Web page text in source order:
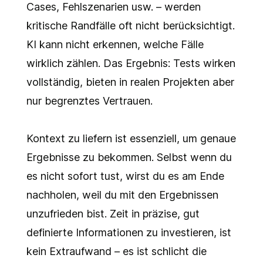
Cases, Fehlszenarien usw. – werden
kritische Randfälle oft nicht berücksichtigt.
KI kann nicht erkennen, welche Fälle
wirklich zählen. Das Ergebnis: Tests wirken
vollständig, bieten in realen Projekten aber
nur begrenztes Vertrauen.
Kontext zu liefern ist essenziell, um genaue
Ergebnisse zu bekommen. Selbst wenn du
es nicht sofort tust, wirst du es am Ende
nachholen, weil du mit den Ergebnissen
unzufrieden bist. Zeit in präzise, gut
definierte Informationen zu investieren, ist
kein Extraufwand – es ist schlicht die